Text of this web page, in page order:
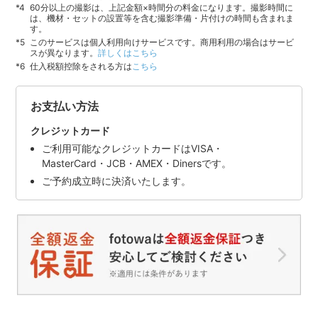
60分以上の撮影は、上記金額×時間分の料金になります。撮影時間に
は、機材・セットの設置等を含む撮影準備・片付けの時間も含まれま
す。
このサービスは個人利用向けサービスです。商用利用の場合はサービ
スが異なります。詳しくはこちら
仕入税額控除をされる方は こちら
お支払い方法
クレジットカード
ご利用可能なクレジットカードはVISA・
MasterCard・JCB・AMEX・Dinersです。
ご予約成立時に決済いたします。